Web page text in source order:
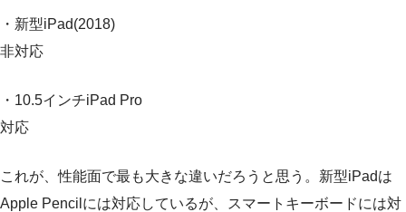
・新型iPad(2018)
非対応
・10.5インチiPad Pro
対応
これが、性能面で最も大きな違いだろうと思う。新型iPadは
Apple Pencilには対応しているが、スマートキーボードには対